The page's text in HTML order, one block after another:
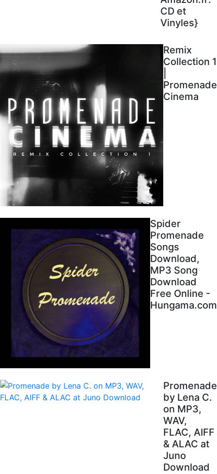
CD et
Vinyles}
Remix
Collection 1
Promenade
Cinema
Spider
Promenade
Songs
Download,
MP3 Song
Download
Free Online -
Hungama.com
Promenade
by Lena C.
on MP3,
WAV,
FLAC, AIFF
& ALAC at
Juno
Download